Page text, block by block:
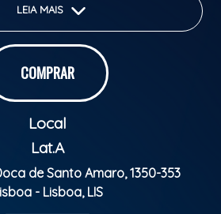
de espalhar felicidade.
um espaço de paz e respeito,
contagia, e fazemos tudo com
retribuem com a energia pura
e não perca!
Livre
LEIA MAIS
COMPRAR
Local
Lat.A
de Santo Amaro, 1350-353
- Lisboa, LIS